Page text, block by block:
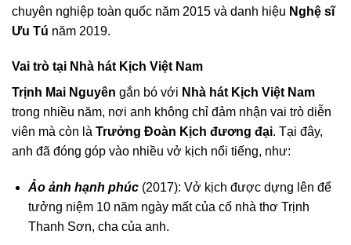
chuyên nghiệp toàn quốc năm 2015 và danh hiệu Nghệ sĩ
Ưu Tú năm 2019.
Vai trò tại Nhà hát Kịch Việt Nam
Trịnh Mai Nguyên gắn bó với Nhà hát Kịch Việt Nam
trong nhiều năm, nơi anh không chỉ đảm nhận vai trò diễn
viên mà còn là Trưởng Đoàn Kịch đương đại. Tại đây,
anh đã đóng góp vào nhiều vở kịch nổi tiếng, như:
Ảo ảnh hạnh phúc(2017): Vở kịch được dựng lên để
tưởng niệm 10 năm ngày mất của cố nhà thơ Trịnh
Thanh Sơn, cha của anh.